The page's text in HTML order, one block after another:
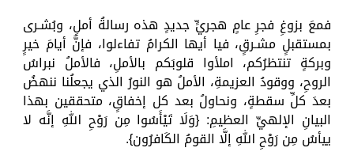
فمعَ بزوغِ فجرِ عامٍ هجريٍّ جديدٍ هذه رسالةُ أملٍ، وبُشـرى
بمستقبلٍ مشـرقٍ، فيا أيها الكرامُ تفاءلوا، فإنَّ أيامَ خيرٍ
وبركةٍ تنتظرُكم، املأوا قلوبَكم بالأملِ، فالأملُ نبراسُ
الروحِ، ووقودُ العزيمةِ، الأملُ هو النورُ الذي يجعلُنا ننهضُ
بعدَ كلِّ سقطةٍ، ونحاولُ بعد كل إخفاقٍ، متحققين بهذا
البيانِ الإلهيِّ العظيمِ: {وَلَا تَيْأَسُوا مِن رَوْحِ اللهِ إنَّه لا
ييأسُ مِن رَوْحِ اللهِ إلَّا القومُ الكَافرُون}.